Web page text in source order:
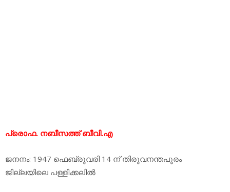
പ്രൊഫ. നബീസത്ത് ബീവി.എ
ജനനം: 1947 ഫെബ്രുവരി 14 ന് തിരുവനന്തപുരം
ജില്ലയിലെ പള്ളിക്കലില്‍